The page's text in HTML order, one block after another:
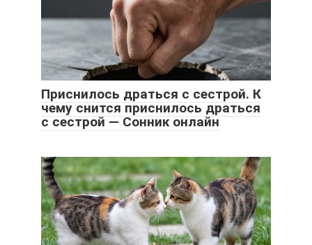
Приснилось драться с сестрой. К
чему снится приснилось драться
с сестрой — Сонник онлайн